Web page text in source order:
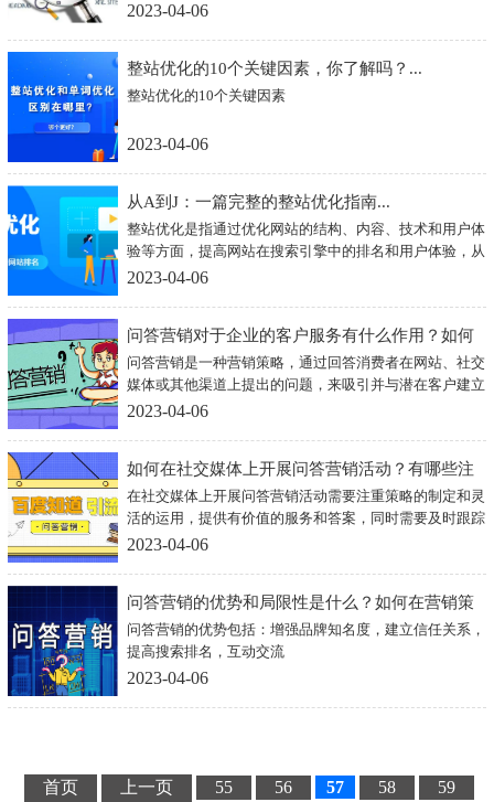
2023-04-06
整站优化的10个关键因素，你了解吗？...
整站优化的10个关键因素
2023-04-06
从A到J：一篇完整的整站优化指南...
整站优化是指通过优化网站的结构、内容、技术和用户体
验等方面，提高网站在搜索引擎中的排名和用户体验，从
而提高网站流量和转化率。以下是从A到J的一份完整的
2023-04-06
问答营销对于企业的客户服务有什么作用？如何
实现问答营销与...
问答营销是一种营销策略，通过回答消费者在网站、社交
媒体或其他渠道上提出的问题，来吸引并与潜在客户建立
联系。在客户服务方面，问答营销可以帮助企业更好地了
2023-04-06
如何在社交媒体上开展问答营销活动？有哪些注
意事项？...
在社交媒体上开展问答营销活动需要注重策略的制定和灵
活的运用，提供有价值的服务和答案，同时需要及时跟踪
和分析营销效果，不断优化活动策略和方案。
2023-04-06
问答营销的优势和局限性是什么？如何在营销策
略中灵活运用？...
问答营销的优势包括：增强品牌知名度，建立信任关系，
提高搜索排名，互动交流
2023-04-06
首页 上一页 55 56 57 58 59